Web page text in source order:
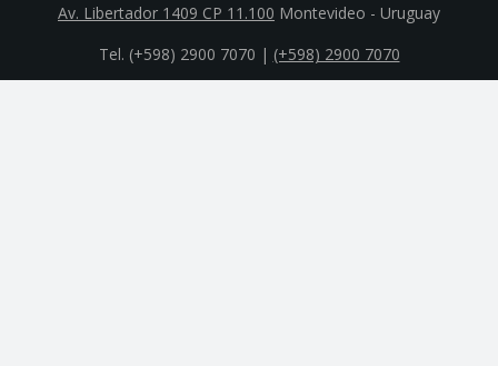
Av. Libertador 1409 CP 11.100 Montevideo - Uruguay
Tel. (+598) 2900 7070 | (+598) 2900 7070